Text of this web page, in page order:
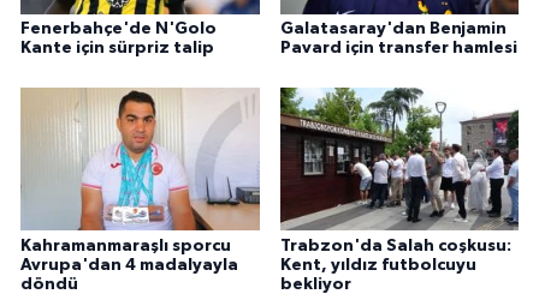
Fenerbahçe'de N'Golo
Kante için sürpriz talip
Galatasaray'dan Benjamin
Pavard için transfer hamlesi
Kahramanmaraşlı sporcu
Avrupa'dan 4 madalyayla
döndü
Trabzon'da Salah coşkusu:
Kent, yıldız futbolcuyu
bekliyor